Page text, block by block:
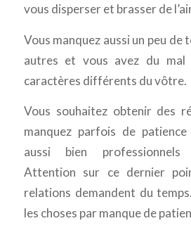
vous disperser et brasser de
Vous manquez aussi un peu de
autres et vous avez du mal
caractères différents du vôtre.
Vous souhaitez obtenir des
manquez parfois de
aussi bien professionnels
Attention sur ce dernier
relations demandent du
les choses par manque de